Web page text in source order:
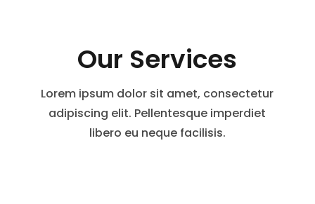
Our Services
Lorem ipsum dolor sit amet, consectetur
adipiscing elit. Pellentesque imperdiet
libero eu neque facilisis.